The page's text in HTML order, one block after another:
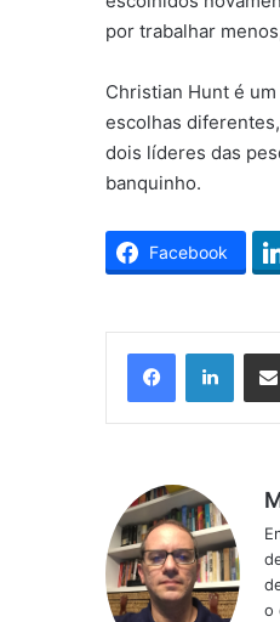
por trabalhar
Christian Hunt é
escolhas
dois líderes das
banquinho.
Facebook
o